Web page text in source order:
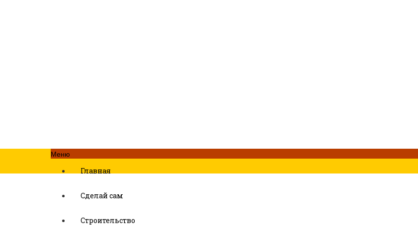
Меню
Главная
Сделай сам
Строительство